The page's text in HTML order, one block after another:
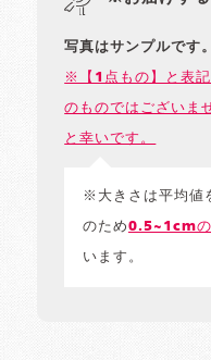
写真はサンプルです。
※【1点もの】と表
のものではございま
と幸いです。
※大きさは平均値
のため0.5~1cm
います。